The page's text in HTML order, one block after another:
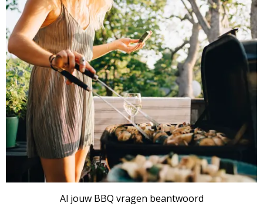
Al jouw BBQ vragen beantwoord